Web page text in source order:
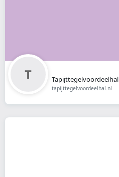
Tapijttegelvoordeelhal
tapijttegelvoordeelhal.nl